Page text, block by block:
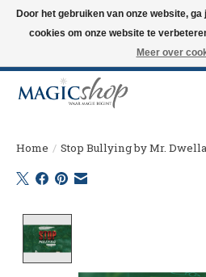
Altijd de nieuwste trucs op voorraad. Snelle
Langskomen in onze winkel? Bel of mail om
Home / Stop Bullying by Mr.
Door het gebruiken van onze website,
cookies om onze website te
Meer over